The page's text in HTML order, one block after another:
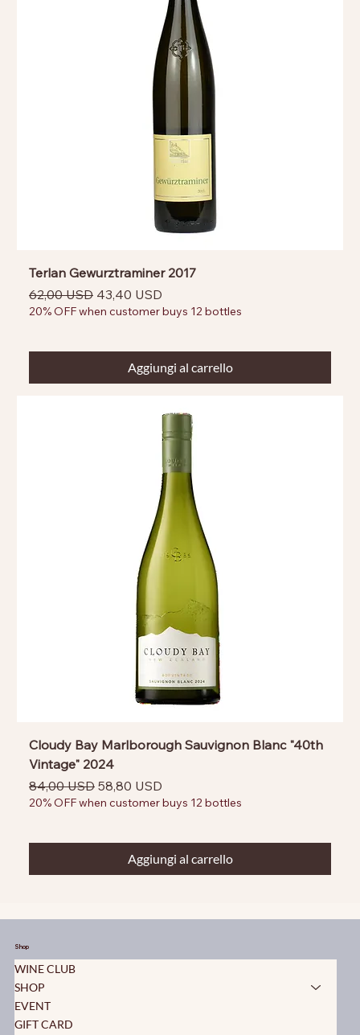
Terlan Gewurztraminer 2017
Prezzo regolare
62,00 USD Prezzo scontato
43,40 USD
20% OFF when customer buys 12 bottles
Aggiungi al carrello
Cloudy Bay Marlborough Sauvignon Blanc "40th
Vintage" 2024
Prezzo regolare
84,00 USD Prezzo scontato
58,80 USD
20% OFF when customer buys 12 bottles
Aggiungi al carrello
Shop
WINE CLUB
SHOP
EVENT
GIFT CARD